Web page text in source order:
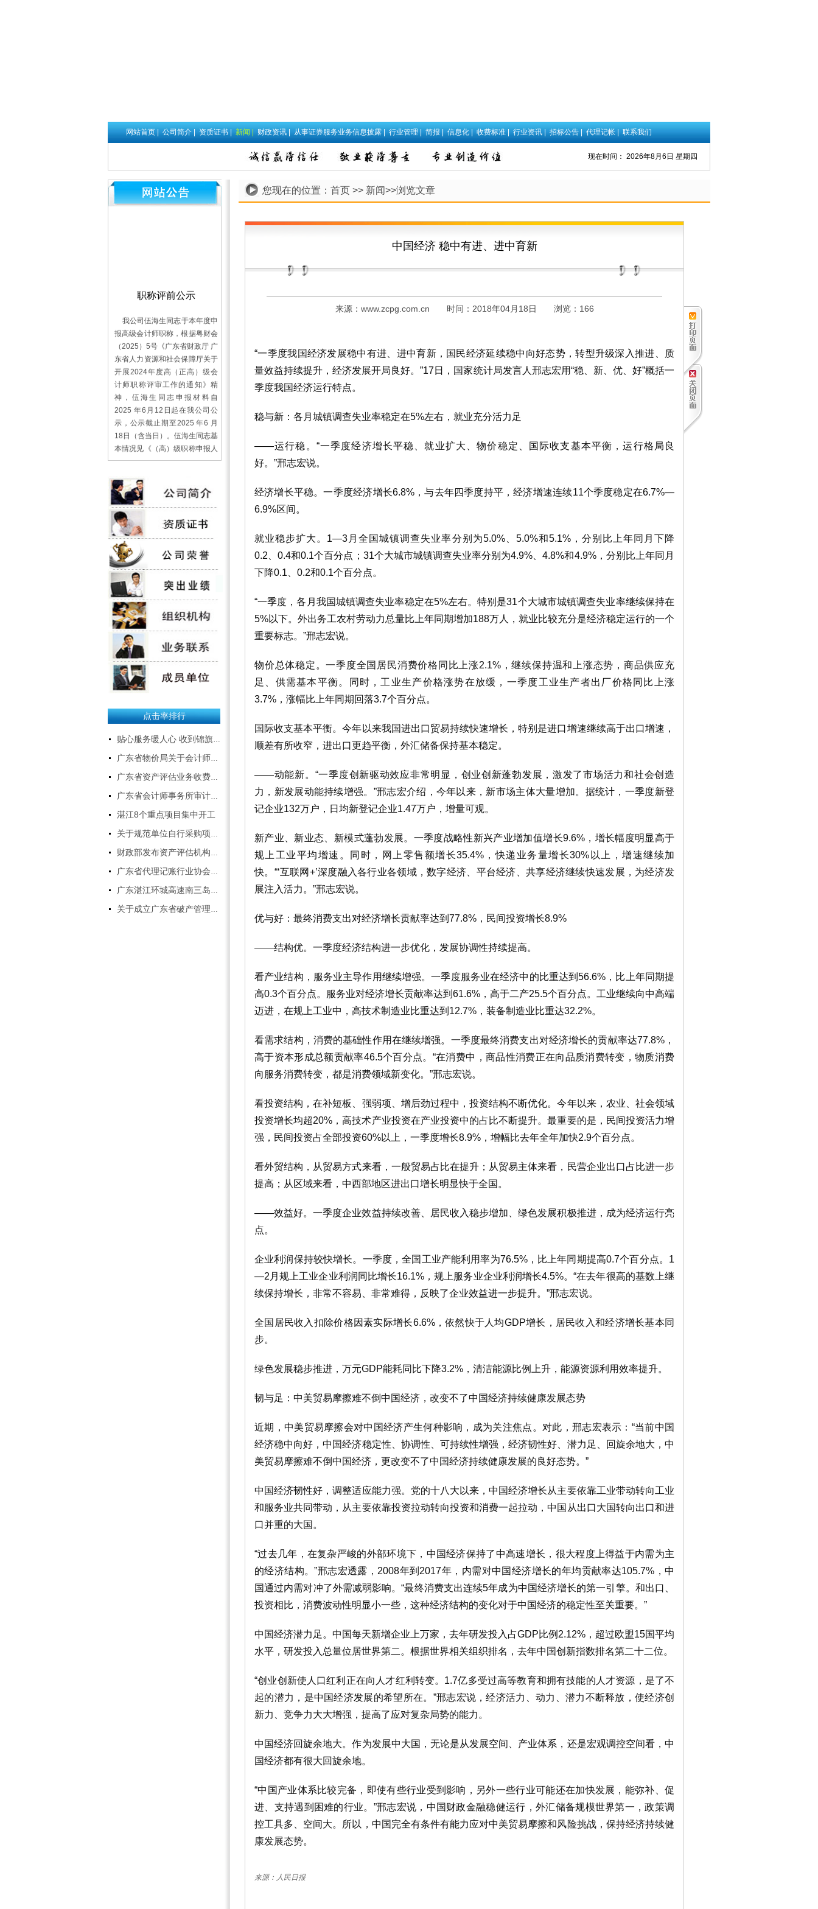
网站首页| 公司简介| 资质证书| 新闻| 财政资讯| 从事证券服务业务信息披露| 行业管理| 简报| 信息化| 收费标准| 行业资讯| 招标公告| 代理记帐| 联系我们
现在时间： 2026年8月6日 星期四
报高级会计师职称，根据粤财会
（2025）5号《广东省财政厅 广
东省人力资源和社会保障厅关于
开展2024年度高（正高）级会
计师职称评审工作的通知》精
神，伍海生同志申报材料自
2025 年6月12日起在我公司公
示，公示截止期至2025 年6 月
18日（含当日）。伍海生同志基
本情况见《（高）级职称申报人
基本情况及评审登记表》，其他
申报材料摆放于公司办公室供全
理：公司人事部
曹 霞 0759-3379509
广东千福田会计师事务所有限公
司
2025年6月11日
关于千福田公司网站
启用新代码后清缓存的
操作说明--下载
招聘应届本科生、研究
生
粤西经济快速发展，公司业务
急剧扩张，特招聘应届本科生、
1、会计、审计、财务管理、会
计电算化、金融；
2、资产评估、工程造价、工程
3、计算机、软件开发、电子商
务；
有意者请将建立投递至：
gdqftcpa@126.com
18319129897
另：本公司长期招聘:注册会
师，土地评估师,评估助理，软
件实施顾问等。
点击率排行
贴心服务暖人心 收到锦旗获赞誉
广东省物价局关于会计师事务所服务收费有关问题的通知
广东省资产评估业务收费标准
广东省会计师事务所审计服务收费标准表
湛江8个重点项目集中开工
关于规范单位自行采购项目管理有关事项的通知
财政部发布资产评估机构职业风险基金管理办法
广东省代理记账行业协会第一届会员代表大会简讯
广东湛江环城高速南三岛大桥（坡头至南三岛段）即将进入施工阶段
关于成立广东省破产管理人协会的公告
您现在的位置： 首页 >> 新闻>>浏览文章
中国经济 稳中有进、进中育新
来源： www.zcpg.com.cn 时间：2018年04月18日 浏览： 166
“一季度我国经济发展稳中有进、进中育新，国民经济延续稳中向好态势，转型升级深入推进、质
量效益持续提升，经济发展开局良好。”17日，国家统计局发言人邢志宏用“稳、新、优、好”概括一
季度我国经济运行特点。
稳与新：各月城镇调查失业率稳定在5%左右，就业充分活力足
——运行稳。“一季度经济增长平稳、就业扩大、物价稳定、国际收支基本平衡，运行格局良
好。”邢志宏说。
经济增长平稳。一季度经济增长6.8%，与去年四季度持平，经济增速连续11个季度稳定在6.7%—
6.9%区间。
就业稳步扩大。1—3月全国城镇调查失业率分别为5.0%、5.0%和5.1%，分别比上年同月下降
0.2、0.4和0.1个百分点；31个大城市城镇调查失业率分别为4.9%、4.8%和4.9%，分别比上年同月
下降0.1、0.2和0.1个百分点。
“一季度，各月我国城镇调查失业率稳定在5%左右。特别是31个大城市城镇调查失业率继续保持在
5%以下。外出务工农村劳动力总量比上年同期增加188万人，就业比较充分是经济稳定运行的一个
重要标志。”邢志宏说。
物价总体稳定。一季度全国居民消费价格同比上涨2.1%，继续保持温和上涨态势，商品供应充
足、供需基本平衡。同时，工业生产价格涨势在放缓，一季度工业生产者出厂价格同比上涨
3.7%，涨幅比上年同期回落3.7个百分点。
国际收支基本平衡。今年以来我国进出口贸易持续快速增长，特别是进口增速继续高于出口增速，
顺差有所收窄，进出口更趋平衡，外汇储备保持基本稳定。
——动能新。“一季度创新驱动效应非常明显，创业创新蓬勃发展，激发了市场活力和社会创造
力，新发展动能持续增强。”邢志宏介绍，今年以来，新市场主体大量增加。据统计，一季度新登
记企业132万户，日均新登记企业1.47万户，增量可观。
新产业、新业态、新模式蓬勃发展。一季度战略性新兴产业增加值增长9.6%，增长幅度明显高于
规上工业平均增速。同时，网上零售额增长35.4%，快递业务量增长30%以上，增速继续加
快。“‘互联网+’深度融入各行业各领域，数字经济、平台经济、共享经济继续快速发展，为经济发
展注入活力。”邢志宏说。
优与好：最终消费支出对经济增长贡献率达到77.8%，民间投资增长8.9%
——结构优。一季度经济结构进一步优化，发展协调性持续提高。
看产业结构，服务业主导作用继续增强。一季度服务业在经济中的比重达到56.6%，比上年同期提
高0.3个百分点。服务业对经济增长贡献率达到61.6%，高于二产25.5个百分点。工业继续向中高端
迈进，在规上工业中，高技术制造业比重达到12.7%，装备制造业比重达32.2%。
看需求结构，消费的基础性作用在继续增强。一季度最终消费支出对经济增长的贡献率达77.8%，
高于资本形成总额贡献率46.5个百分点。“在消费中，商品性消费正在向品质消费转变，物质消费
向服务消费转变，都是消费领域新变化。”邢志宏说。
看投资结构，在补短板、强弱项、增后劲过程中，投资结构不断优化。今年以来，农业、社会领域
投资增长均超20%，高技术产业投资在产业投资中的占比不断提升。最重要的是，民间投资活力增
强，民间投资占全部投资60%以上，一季度增长8.9%，增幅比去年全年加快2.9个百分点。
看外贸结构，从贸易方式来看，一般贸易占比在提升；从贸易主体来看，民营企业出口占比进一步
提高；从区域来看，中西部地区进出口增长明显快于全国。
——效益好。一季度企业效益持续改善、居民收入稳步增加、绿色发展积极推进，成为经济运行亮
点。
企业利润保持较快增长。一季度，全国工业产能利用率为76.5%，比上年同期提高0.7个百分点。1
—2月规上工业企业利润同比增长16.1%，规上服务业企业利润增长4.5%。“在去年很高的基数上继
续保持增长，非常不容易、非常难得，反映了企业效益进一步提升。”邢志宏说。
全国居民收入扣除价格因素实际增长6.6%，依然快于人均GDP增长，居民收入和经济增长基本同
步。
绿色发展稳步推进，万元GDP能耗同比下降3.2%，清洁能源比例上升，能源资源利用效率提升。
韧与足：中美贸易摩擦难不倒中国经济，改变不了中国经济持续健康发展态势
近期，中美贸易摩擦会对中国经济产生何种影响，成为关注焦点。对此，邢志宏表示：“当前中国
经济稳中向好，中国经济稳定性、协调性、可持续性增强，经济韧性好、潜力足、回旋余地大，中
美贸易摩擦难不倒中国经济，更改变不了中国经济持续健康发展的良好态势。”
中国经济韧性好，调整适应能力强。党的十八大以来，中国经济增长从主要依靠工业带动转向工业
和服务业共同带动，从主要依靠投资拉动转向投资和消费一起拉动，中国从出口大国转向出口和进
口并重的大国。
“过去几年，在复杂严峻的外部环境下，中国经济保持了中高速增长，很大程度上得益于内需为主
的经济结构。”邢志宏透露，2008年到2017年，内需对中国经济增长的年均贡献率达105.7%，中
国通过内需对冲了外需减弱影响。“最终消费支出连续5年成为中国经济增长的第一引擎。和出口、
投资相比，消费波动性明显小一些，这种经济结构的变化对于中国经济的稳定性至关重要。”
中国经济潜力足。中国每天新增企业上万家，去年研发投入占GDP比例2.12%，超过欧盟15国平均
水平，研发投入总量位居世界第二。根据世界相关组织排名，去年中国创新指数排名第二十二位。
“创业创新使人口红利正在向人才红利转变。1.7亿多受过高等教育和拥有技能的人才资源，是了不
起的潜力，是中国经济发展的希望所在。”邢志宏说，经济活力、动力、潜力不断释放，使经济创
新力、竞争力大大增强，提高了应对复杂局势的能力。
中国经济回旋余地大。作为发展中大国，无论是从发展空间、产业体系，还是宏观调控空间看，中
国经济都有很大回旋余地。
“中国产业体系比较完备，即使有些行业受到影响，另外一些行业可能还在加快发展，能弥补、促
进、支持遇到困难的行业。”邢志宏说，中国财政金融稳健运行，外汇储备规模世界第一，政策调
控工具多、空间大。所以，中国完全有条件有能力应对中美贸易摩擦和风险挑战，保持经济持续健
康发展态势。
来源：人民日报